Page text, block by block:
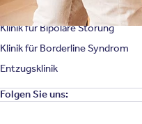
Klinik für Persönlichkeitsstörung
Klinik für Bipolare Störung
Klinik für Borderline Syndrom
Entzugsklinik
Folgen Sie uns: